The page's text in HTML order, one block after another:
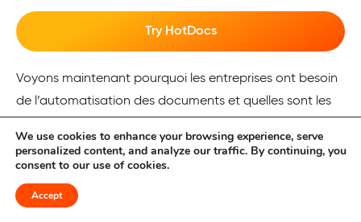
Try HotDocs
Voyons maintenant pourquoi les entreprises ont besoin
de l’automatisation des documents et quelles sont les
sélection d’un outil d’automatisation des documents.
Pourquoi les entreprises ont-elles
We use cookies to enhance your browsing experience, serve
personalized content, and analyze our traffic. By continuing, you
consent to our use of cookies.
Accept